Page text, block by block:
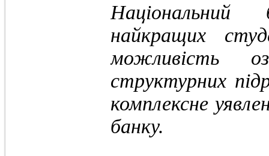
найкращих
можливість
структурних
комплексне
банку.